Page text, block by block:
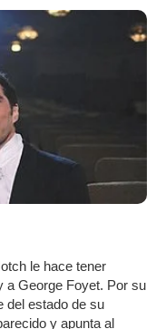
le hace tener
a George Foyet. Por su
del estado de su
y apunta al